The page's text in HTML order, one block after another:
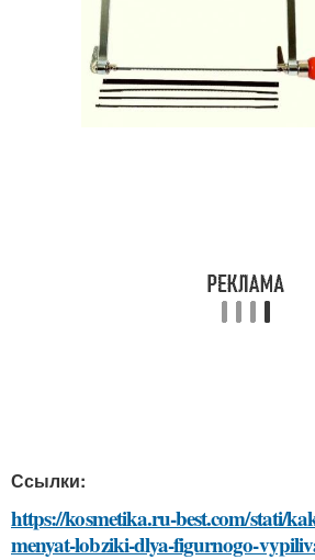
Ссылки:
https://kosmetika.ru-best.com/stati/
menyat-lobziki-dlya-figurnogo-